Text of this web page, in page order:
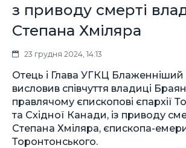
з приводу смерті
Степана Хміляра
23 грудня 2024, 14:13
Отець і Глава УГКЦ Блаженніший
висловив співчуття владиці
правлячому єпископові єпархії
та Східної Канади, із приводу
Степана Хміляра, єпископа-
Торонтонського.